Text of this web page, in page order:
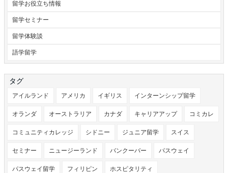
留学お役立ち情報
留学セミナー
留学体験談
語学留学
タグ
アイルランド アメリカ イギリス インターンシップ留学
オランダ オーストラリア カナダ キャリアアップ コミカレ
コミュニティカレッジ シドニー ジュニア留学 スイス
セミナー ニュージーランド バンクーバー パスウェイ
パスウェイ留学 フィリピン ホスピタリティ